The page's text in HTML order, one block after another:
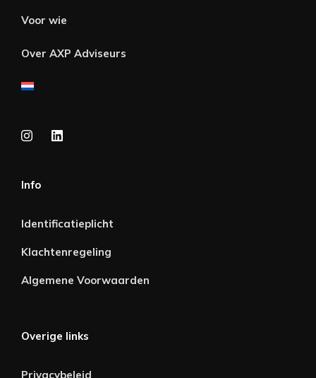
Voor wie
Over AXP Adviseurs
Info
Identificatieplicht
Klachtenregeling
Algemene Voorwaarden
Overige links
Privacybeleid